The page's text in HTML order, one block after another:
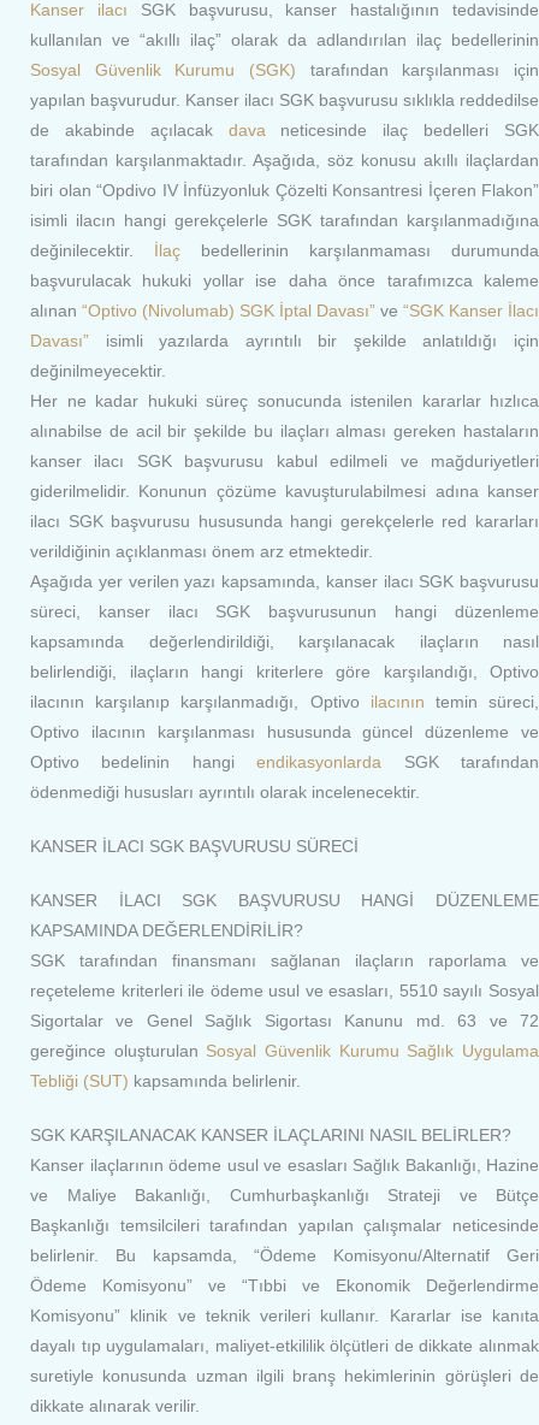
Kanser ilacı SGK başvurusu, kanser hastalığının tedavisinde
kullanılan ve “akıllı ilaç” olarak da adlandırılan ilaç bedellerinin
Sosyal Güvenlik Kurumu (SGK) tarafından karşılanması için
yapılan başvurudur. Kanser ilacı SGK başvurusu sıklıkla reddedilse
de akabinde açılacak davaneticesinde ilaç bedelleri SGK
tarafından karşılanmaktadır. Aşağıda, söz konusu akıllı ilaçlardan
biri olan “Opdivo IV İnfüzyonluk Çözelti Konsantresi İçeren Flakon”
isimli ilacın hangi gerekçelerle SGK tarafından karşılanmadığına
değinilecektir.
İlaç bedellerinin karşılanmaması durumunda
başvurulacak hukuki yollar ise daha önce tarafımızca kaleme
alınan “Optivo (Nivolumab) SGK İptal Davası” ve “SGK Kanser İlacı
Davası” isimli yazılarda ayrıntılı bir şekilde anlatıldığı için
değinilmeyecektir.
Her ne kadar hukuki süreç sonucunda istenilen kararlar hızlıca
alınabilse de acil bir şekilde bu ilaçları alması gereken hastaların
kanser ilacı SGK başvurusu kabul edilmeli ve mağduriyetleri
giderilmelidir. Konunun çözüme kavuşturulabilmesi adına kanser
ilacı SGK başvurusu hususunda hangi gerekçelerle red kararları
verildiğinin açıklanması önem arz etmektedir.
Aşağıda yer verilen yazı kapsamında, kanser ilacı SGK başvurusu
süreci, kanser ilacı SGK başvurusunun hangi düzenleme
kapsamında değerlendirildiği, karşılanacak ilaçların nasıl
belirlendiği, ilaçların hangi kriterlere göre karşılandığı, Optivo
ilacının karşılanıp karşılanmadığı, Optivo ilacının temin süreci,
Optivo ilacının karşılanması hususunda güncel düzenleme ve
Optivo bedelinin hangiendikasyonlarda SGK tarafından
ödenmediği hususları ayrıntılı olarak incelenecektir.
KANSER İLACI SGK BAŞVURUSU SÜRECİ
KANSER İLACI SGK BAŞVURUSU HANGİ DÜZENLEME
KAPSAMINDA DEĞERLENDİRİLİR?
SGK tarafından finansmanı sağlanan ilaçların raporlama ve
reçeteleme kriterleri ile ödeme usul ve esasları, 5510 sayılı Sosyal
Sigortalar ve Genel Sağlık Sigortası Kanunu md. 63 ve 72
gereğince oluşturulan Sosyal Güvenlik Kurumu Sağlık Uygulama
Tebliği (SUT) kapsamında belirlenir.
SGK KARŞILANACAK KANSER İLAÇLARINI NASIL BELİRLER?
Kanser ilaçlarının ödeme usul ve esasları Sağlık Bakanlığı, Hazine
ve Maliye Bakanlığı, Cumhurbaşkanlığı Strateji ve Bütçe
Başkanlığı temsilcileri tarafından yapılan çalışmalar neticesinde
belirlenir. Bu kapsamda, “Ödeme Komisyonu/Alternatif Geri
Ödeme Komisyonu” ve “Tıbbi ve Ekonomik Değerlendirme
Komisyonu” klinik ve teknik verileri kullanır. Kararlar ise kanıta
dayalı tıp uygulamaları, maliyet-etkililik ölçütleri de dikkate alınmak
suretiyle konusunda uzman ilgili branş hekimlerinin görüşleri de
dikkate alınarak verilir.